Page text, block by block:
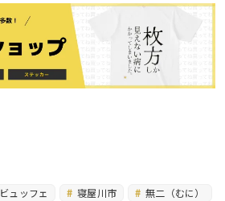
ビュッフェ 寝屋川市
無二（むに）